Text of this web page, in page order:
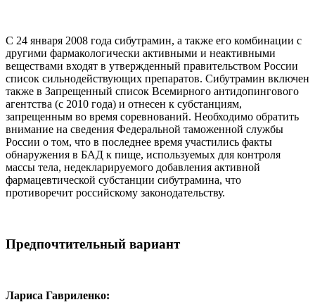
С 24 января 2008 года сибутрамин, а также его комбинации с
другими фармакологически активными и неактивными
веществами входят в утвержденный правительством России
список сильнодействующих препаратов. Сибутрамин включен
также в Запрещенный список Всемирного антидопингового
агентства (с 2010 года) и отнесен к субстанциям,
запрещенным во время соревнований. Необходимо обратить
внимание на сведения Федеральной таможенной службы
России о том, что в последнее время участились факты
обнаружения в БАД к пище, используемых для контроля
массы тела, недекларируемого добавления активной
фармацевтической субстанции сибутрамина, что
противоречит российскому законодательству.
Предпочтительный вариант
Лариса Гавриленко: